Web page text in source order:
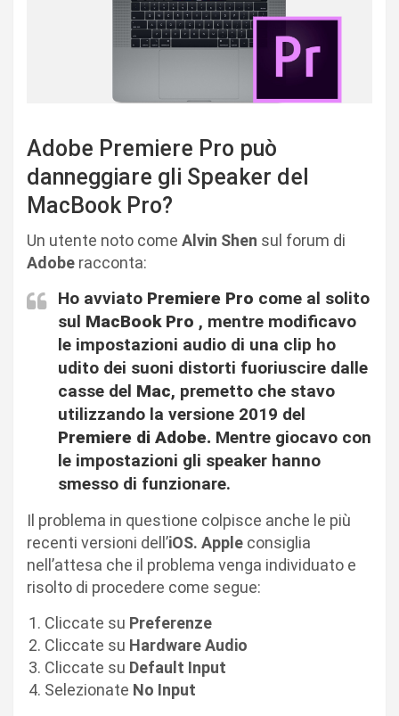
Adobe Premiere Pro può
danneggiare gli Speaker del
MacBook Pro?
Un utente noto come Alvin Shen sul forum di
Adobe racconta:
Ho avviato Premiere Pro come al solito
sul MacBook Pro , mentre modificavo
le impostazioni audio di una clip ho
udito dei suoni distorti fuoriuscire dalle
casse del Mac, premetto che stavo
utilizzando la versione 2019 del
Premiere di Adobe. Mentre giocavo con
le impostazioni gli speaker hanno
smesso di funzionare.
Il problema in questione colpisce anche le più
recenti versioni dell’iOS. Apple consiglia
nell’attesa che il problema venga individuato e
risolto di procedere come segue:
Cliccate su Preferenze
Cliccate su Hardware Audio
Cliccate su Default Input
Selezionate No Input